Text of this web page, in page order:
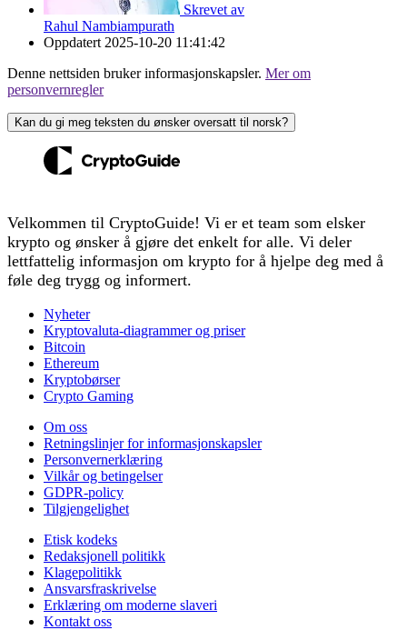
Skrevet av
Rahul Nambiampurath
Oppdatert 2025-10-20 11:41:42
Denne nettsiden bruker informasjonskapsler. Mer om
personvernregler
Kan du gi meg teksten du ønsker oversatt til norsk?
Velkommen til CryptoGuide! Vi er et team som elsker
krypto og ønsker å gjøre det enkelt for alle. Vi deler
lettfattelig informasjon om krypto for å hjelpe deg med å
føle deg trygg og informert.
Nyheter
Kryptovaluta-diagrammer og priser
Bitcoin
Ethereum
Kryptobørser
Crypto Gaming
Om oss
Retningslinjer for informasjonskapsler
Personvernerklæring
Vilkår og betingelser
GDPR-policy
Tilgjengelighet
Etisk kodeks
Redaksjonell politikk
Klagepolitikk
Ansvarsfraskrivelse
Erklæring om moderne slaveri
Kontakt oss